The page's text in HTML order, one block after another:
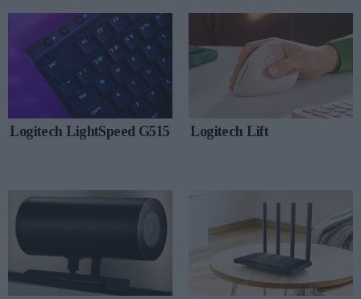
Logitech LightSpeed G515 Logitech Lift